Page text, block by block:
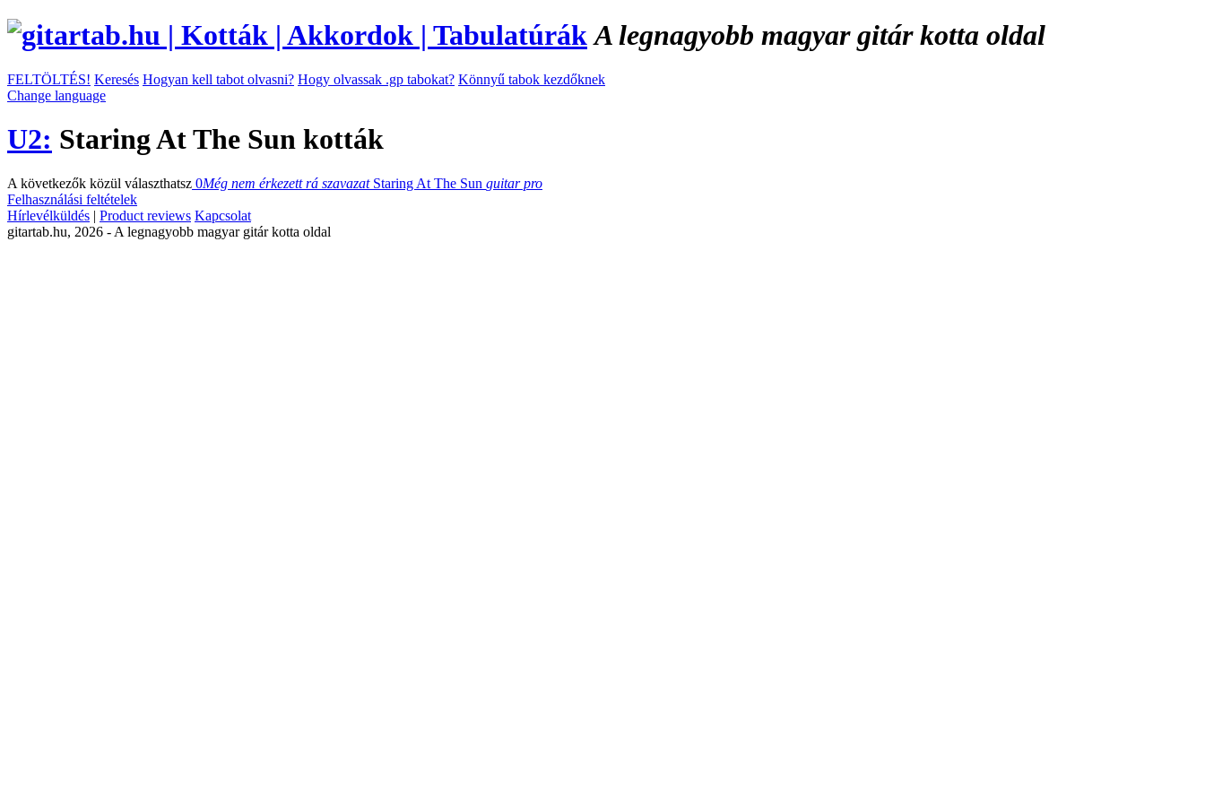
A legnagyobb magyar gitár kotta oldal
FELTÖLTÉS! Keresés Hogyan kell tabot olvasni? Hogy olvassak .gp tabokat? Könnyű tabok kezdőknek
Change language
U2: Staring At The Sun kották
A következők közül választhatsz 0Még nem érkezett rá szavazat Staring At The Sun guitar pro
Felhasználási feltételek
Hírlevélküldés | Product reviews Kapcsolat
gitartab.hu, 2026 - A legnagyobb magyar gitár kotta oldal